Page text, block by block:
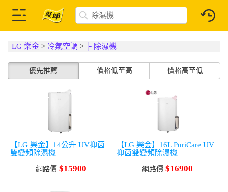
LG 樂金 > 冷氣空調 > ├ 除濕機
優先推薦 價格低至高 價格高至低
【LG 樂金】14公升 UV抑菌
雙變頻除濕機
網路價 $15900
【LG 樂金】16L PuriCare UV
抑菌雙變頻除濕機
網路價 $16900